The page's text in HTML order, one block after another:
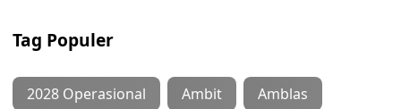
Tag Populer
2028 Operasional Ambit Amblas